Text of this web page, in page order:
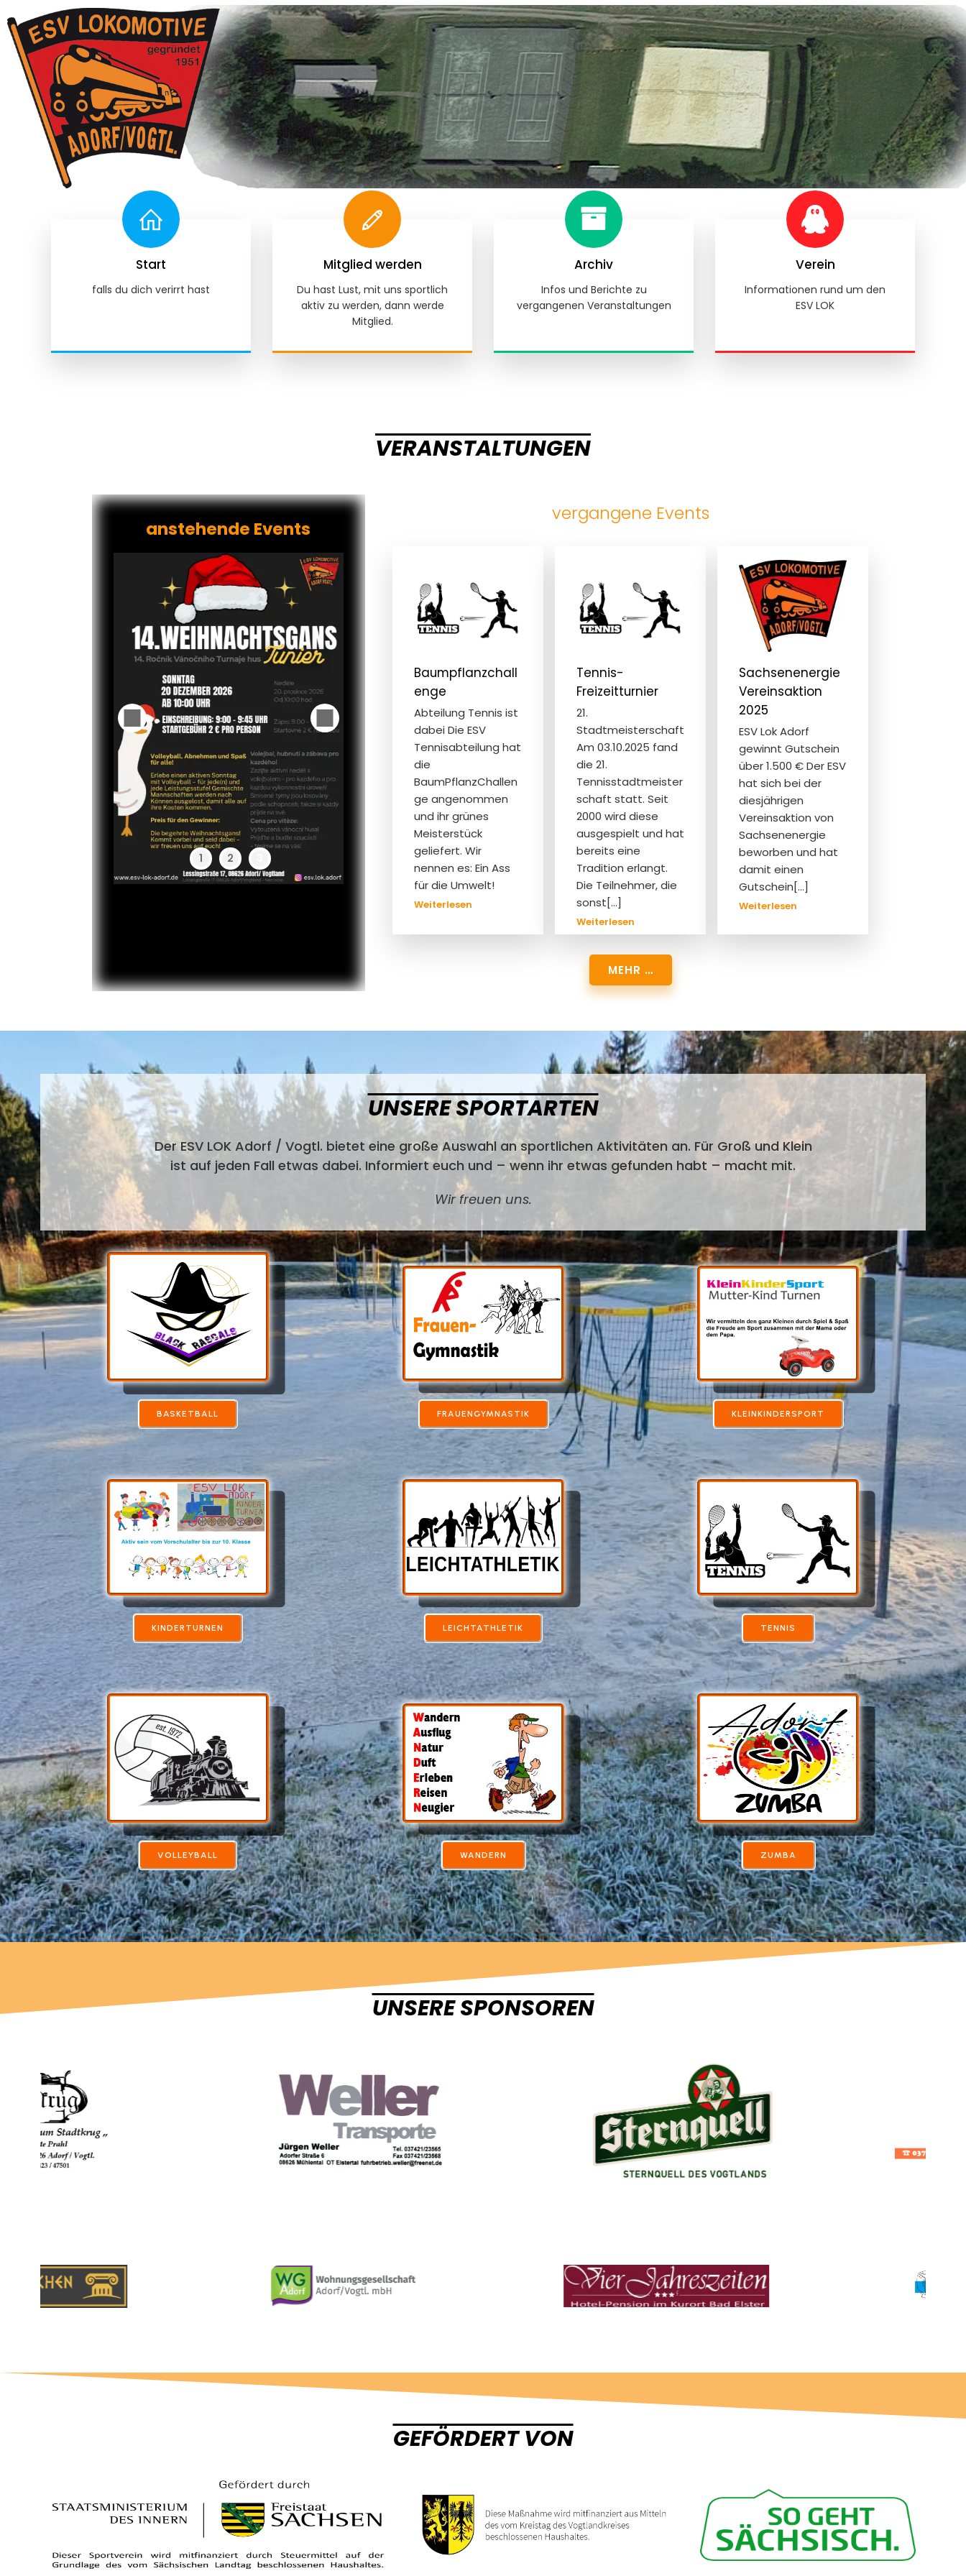
Start
falls du dich verirrt hast
Mitglied werden
Du hast Lust, mit uns sportlich
aktiv zu werden, dann werde
Mitglied.
Archiv
Infos und Berichte zu
vergangenen Veranstaltungen
Verein
Informationen rund um den
ESV LOK
VERANSTALTUNGEN
anstehende Events
1 2
vergangene Events
Baumpflanzchall
enge
Abteilung Tennis ist
dabei Die ESV
Tennisabteilung hat
die
BaumPflanzChallen
ge angenommen
und ihr grünes
Meisterstück
geliefert. Wir
nennen es: Ein Ass
für die Umwelt!
Weiterlesen
Baumpflanzchallenge
Tennis-
Freizeitturnier
21.
Stadtmeisterschaft
Am 03.10.2025 fand
die 21.
Tennisstadtmeister
schaft statt. Seit
2000 wird diese
ausgespielt und hat
bereits eine
Tradition erlangt.
Die Teilnehmer, die
sonst[…]
Weiterlesen
Tennis-
Sachsenenergie
Vereinsaktion
2025
ESV Lok Adorf
gewinnt Gutschein
über 1.500 € Der ESV
hat sich bei der
diesjährigen
Vereinsaktion von
Sachsenenergie
beworben und hat
damit einen
Gutschein[…]
Weiterlesen
Vereinsaktion
MEHR …
UNSERE SPORTARTEN
Der ESV LOK Adorf / Vogtl. bietet eine große Auswahl an sportlichen Aktivitäten an. Für Groß und Klein
ist auf jeden Fall etwas dabei. Informiert euch und – wenn ihr etwas gefunden habt – macht mit.
Wir freuen uns.
BASKETBALL FRAUENGYMNASTIK KLEINKINDERSPORT
KINDERTURNEN LEICHTATHLETIK TENNIS
VOLLEYBALL WANDERN ZUMBA
UNSERE SPONSOREN
GEFÖRDERT VON